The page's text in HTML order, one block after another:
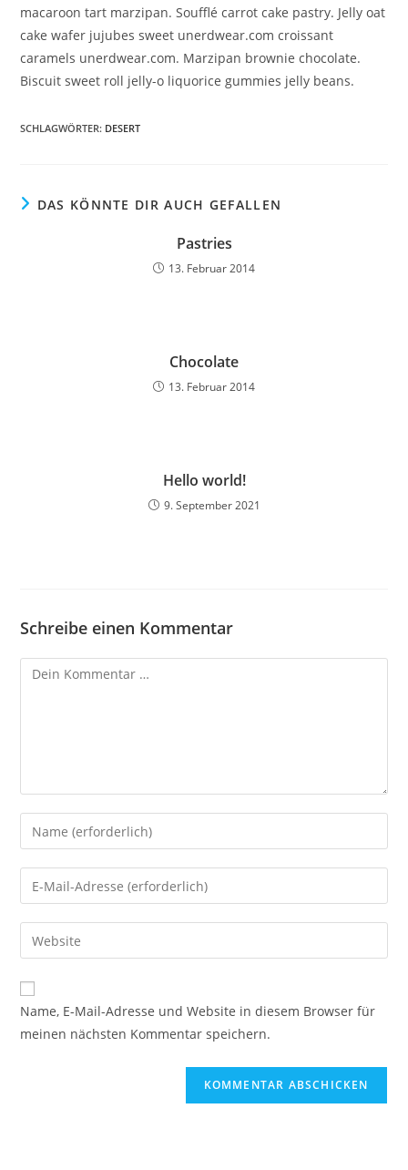
macaroon tart marzipan. Soufflé carrot cake pastry. Jelly oat
cake wafer jujubes sweet unerdwear.com croissant
caramels unerdwear.com. Marzipan brownie chocolate.
Biscuit sweet roll jelly-o liquorice gummies jelly beans.
SCHLAGWÖRTER: DESERT
DAS KÖNNTE DIR AUCH GEFALLEN
Pastries
13. Februar 2014
Chocolate
13. Februar 2014
Hello world!
9. September 2021
Schreibe einen Kommentar
Kommentar
Gib
deinen
Namen
oder
zum
Kommentieren
ein
Gib
deine
E-
Mail-
zum
Kommentieren
ein
Gib
deine
Website-
URL
Name, E-Mail-Adresse und Website in diesem Browser für
meinen nächsten Kommentar speichern.